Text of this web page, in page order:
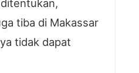
tiba di Makassar
tidak dapat